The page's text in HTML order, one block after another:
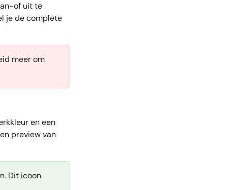
of uit te
je de complete
meer om
en een
preview van
Dit icoon